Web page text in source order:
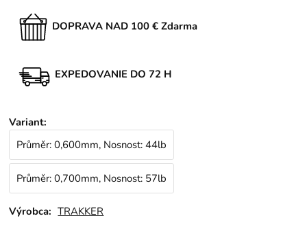
DOPRAVA NAD 100 € Zdarma
EXPEDOVANIE DO 72 H
Variant:
Průměr: 0,600mm, Nosnost: 44lb
Průměr: 0,700mm, Nosnost: 57lb
Výrobca: TRAKKER